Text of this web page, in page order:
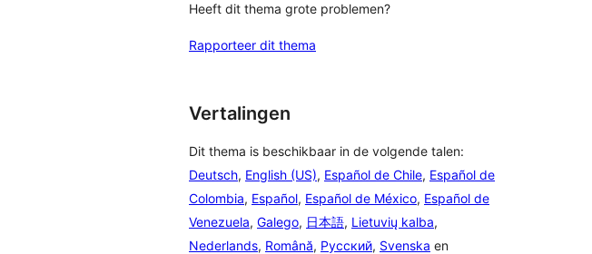
Heeft dit thema grote problemen?
Rapporteer dit thema
Vertalingen
Dit thema is beschikbaar in de volgende talen:
Deutsch, English (US), Español de Chile, Español de
Colombia, Español, Español de México, Español de
Venezuela, Galego, 日本語, Lietuvių kalba,
Nederlands, Română, Русский, Svenska en